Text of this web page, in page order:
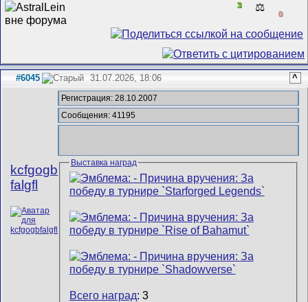
3 ⚖️
0
#6045 31.07.2026, 18:06 ^
kcfgogb
falgfl
Регистрация: 28.10.2007
Сообщения: 41195
Выставка наград
Всего наград: 3